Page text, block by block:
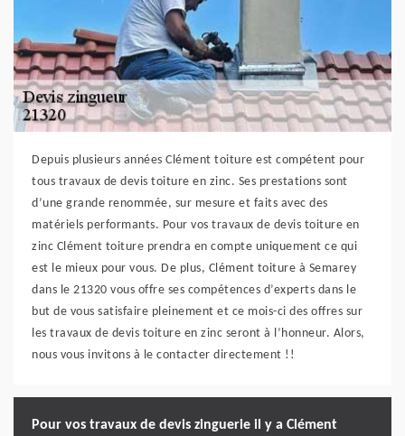
Depuis plusieurs années Clément toiture est compétent pour
tous travaux de devis toiture en zinc. Ses prestations sont
d’une grande renommée, sur mesure et faits avec des
matériels performants. Pour vos travaux de devis toiture en
zinc Clément toiture prendra en compte uniquement ce qui
est le mieux pour vous. De plus, Clément toiture à Semarey
dans le 21320 vous offre ses compétences d’experts dans le
but de vous satisfaire pleinement et ce mois-ci des offres sur
les travaux de devis toiture en zinc seront à l’honneur. Alors,
nous vous invitons à le contacter directement !!
Pour vos travaux de devis zinguerie il y a Clément